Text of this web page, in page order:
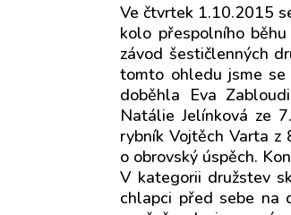
Ve čtvrtek 1.10.2015
kolo přespolního
závod šestičlenných
tomto ohledu jsme
doběhla Eva
Natálie Jelínková ze
rybník Vojtěch Varta z
o obrovský úspěch.
V kategorii družstev
chlapci před sebe na